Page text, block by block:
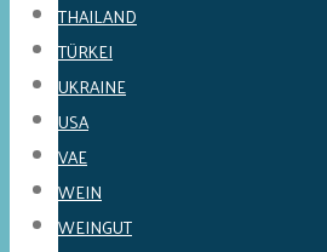
THAILAND
TÜRKEI
UKRAINE
USA
VAE
WEIN
WEINGUT